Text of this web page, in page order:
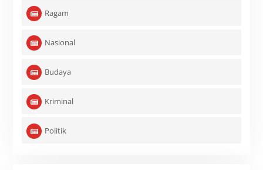
Ragam
Nasional
Budaya
Kriminal
Politik